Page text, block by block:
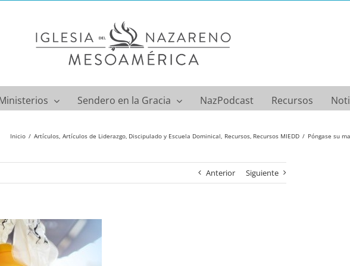
Sendero en la Gracia NazPodcast Recursos
Inicio Artículos Artículos de Liderazgo Discipulado y Escuela Dominical Recursos Recursos MIEDD Póngase su
Anterior Siguiente